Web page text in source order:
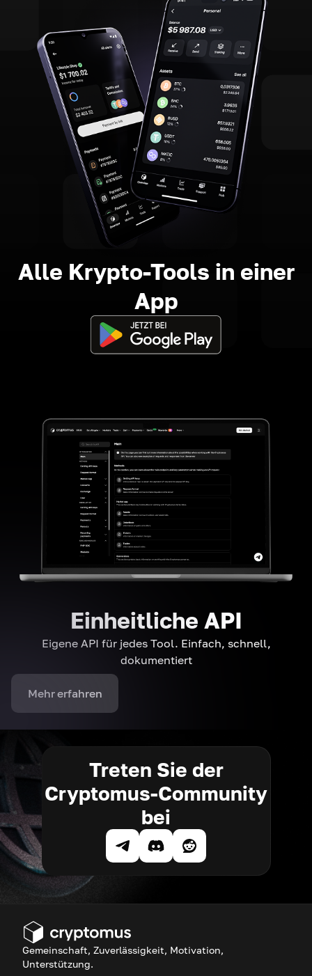
Alle Krypto-Tools in einer
App
Einheitliche API
Eigene API für jedes Tool. Einfach, schnell,
dokumentiert
Mehr erfahren
Treten Sie der
Cryptomus-Community
bei
Gemeinschaft, Zuverlässigkeit, Motivation,
Unterstützung.